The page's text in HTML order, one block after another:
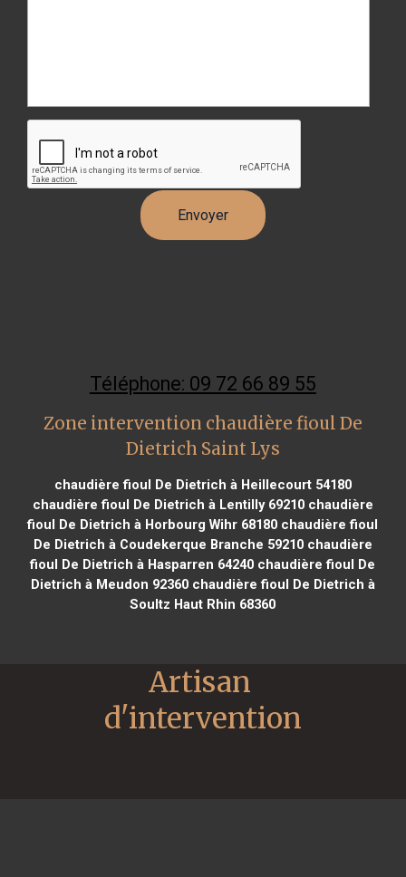
Téléphone: 09 72 66 89 55
Zone intervention chaudière fioul De
Dietrich Saint Lys
chaudière fioul De Dietrich à Heillecourt 54180
chaudière fioul De Dietrich à Lentilly 69210chaudière
fioul De Dietrich à Horbourg Wihr 68180 chaudière fioul
De Dietrich à Coudekerque Branche 59210chaudière
fioul De Dietrich à Hasparren 64240 chaudière fioul De
Dietrich à Meudon 92360chaudière fioul De Dietrich à
Soultz Haut Rhin 68360
Artisan
d'intervention